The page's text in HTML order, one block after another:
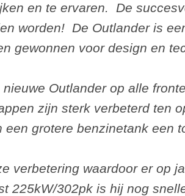
en te ervaren. De
worden! De Outlander is
gewonnen voor design en
Outlander op alle
zijn sterk verbeterd ten
grotere benzinetank een
verbetering waardoor er op
225kW/302pk is hij nog